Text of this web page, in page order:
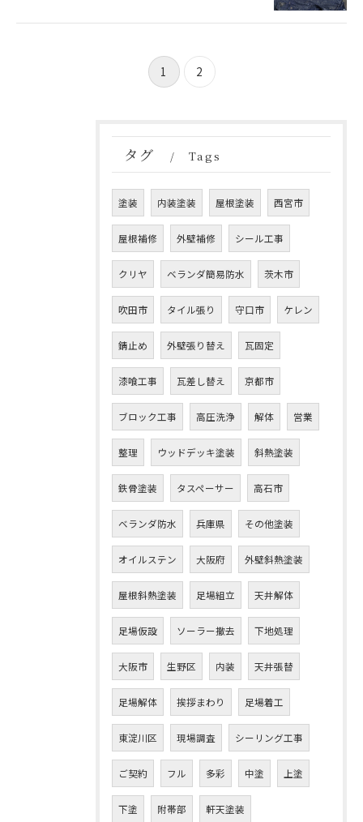
1 2
タグ Tags
塗装 内装塗装 屋根塗装 西宮市
屋根補修 外壁補修 シール工事
クリヤ ベランダ簡易防水 茨木市
吹田市 タイル張り 守口市 ケレン
錆止め 外壁張り替え 瓦固定
漆喰工事 瓦差し替え 京都市
ブロック工事 高圧洗浄 解体 営業
整理 ウッドデッキ塗装 斜熱塗装
鉄骨塗装 タスペーサー 高石市
ベランダ防水 兵庫県 その他塗装
オイルステン 大阪府 外壁斜熱塗装
屋根斜熱塗装 足場組立 天井解体
足場仮設 ソーラー撤去 下地処理
大阪市 生野区 内装 天井張替
足場解体 挨拶まわり 足場着工
東淀川区 現場調査 シーリング工事
ご契約 フル 多彩 中塗 上塗
下塗 附帯部 軒天塗装